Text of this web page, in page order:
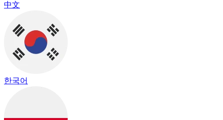
中文
한국어